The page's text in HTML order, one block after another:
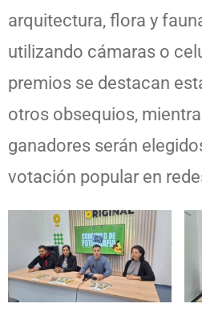
arquitectura, flora y
utilizando cámaras o
premios se destacan
otros obsequios,
ganadores serán
votación popular en